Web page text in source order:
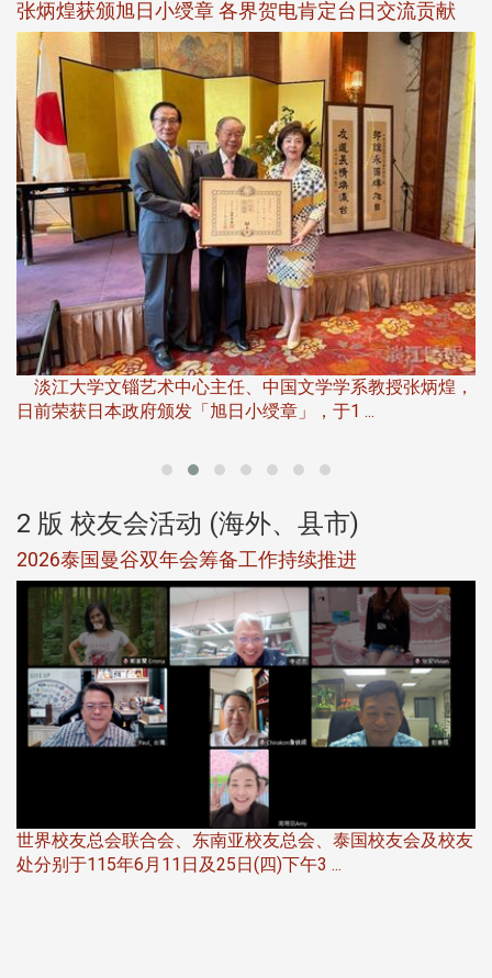
张炳煌获颁旭日小绶章 各界贺电肯定台日交流贡献
淡江大学文锱艺术中心主任、中国文学学系教授张炳煌，
日前荣获日本政府颁发「旭日小绶章」，于1 ...
2 版 校友会活动 (海外、县市)
2026泰国曼谷双年会筹备工作持续推进
世界校友总会联合会、东南亚校友总会、泰国校友会及校友
处分别于115年6月11日及25日(四)下午3 ...